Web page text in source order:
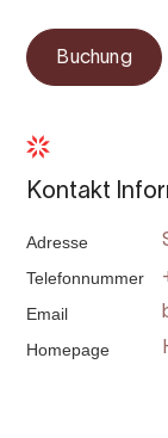
Buchung
Kontakt
Adresse
Telefonnummer
Email
Homepage